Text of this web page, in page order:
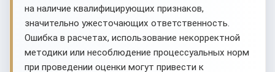
на наличие квалифицирующих признаков,
значительно ужесточающих ответственность.
Ошибка в расчетах, использование некорректной
методики или несоблюдение процессуальных норм
при проведении оценки могут привести к